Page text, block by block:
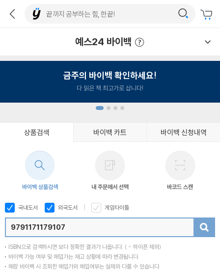
예스24 바이백
금주의 바이백 확인하세요!
다 읽은 책 최고가로 삽니다!
상품검색 바이백 카트 바이백 신청내역
바이백 상품검색 내 주문에서 선택 바코드 스캔
국내도서 외국도서 게임타이틀
ISBN으로 검색하시면 보다 정확한 결과가 나옵니다. ( - 하이픈 제외)
바이백 가능 여부 및 매입가는 재고 상황에 따라 변경됩니다.
매장 바이백 시 조회한 매입가와 매입여부는 실제와 다를 수 있습니다.